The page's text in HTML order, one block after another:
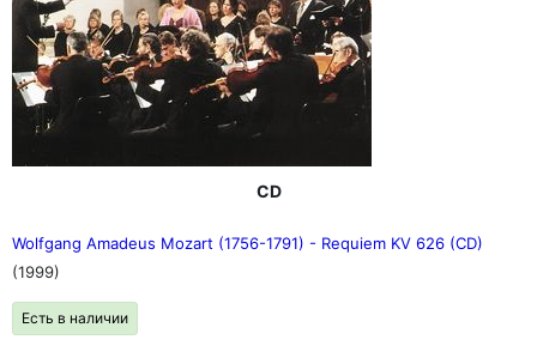
CD
Wolfgang Amadeus Mozart (1756-1791) - Requiem KV 626 (CD)
(1999)
Есть в наличии